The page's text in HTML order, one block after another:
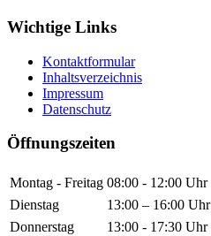
Wichtige Links
Kontaktformular
Inhaltsverzeichnis
Impressum
Datenschutz
Öffnungszeiten
Montag - Freitag 08:00 - 12:00 Uhr
Dienstag
13:00 – 16:00 Uhr
Donnerstag
13:00 - 17:30 Uhr